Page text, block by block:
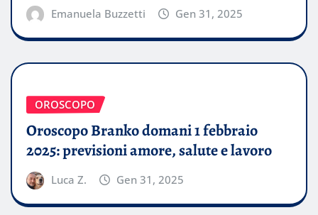
Emanuela Buzzetti Gen 31, 2025
OROSCOPO
Oroscopo Branko domani 1 febbraio
2025: previsioni amore, salute e lavoro
Luca Z. Gen 31, 2025